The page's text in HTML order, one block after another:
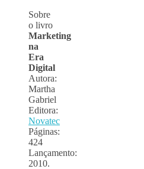
Sobre
o livro
Marketing
na
Era
Digital
Autora:
Martha
Gabriel
Editora:
Novatec
Páginas:
424
Lançamento:
2010.